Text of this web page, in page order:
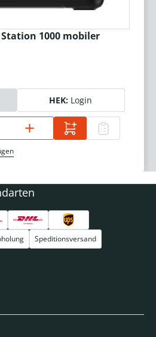
Station 1000 mobiler
HEK: Login
Speditionsversand